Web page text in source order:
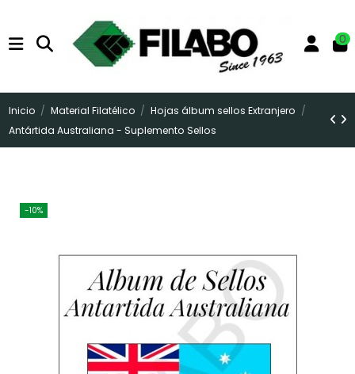
0
Inicio Material Filatélico
Hojas álbum sellos Extranjero
Antártida Australiana - Suplemento Sellos
-10%